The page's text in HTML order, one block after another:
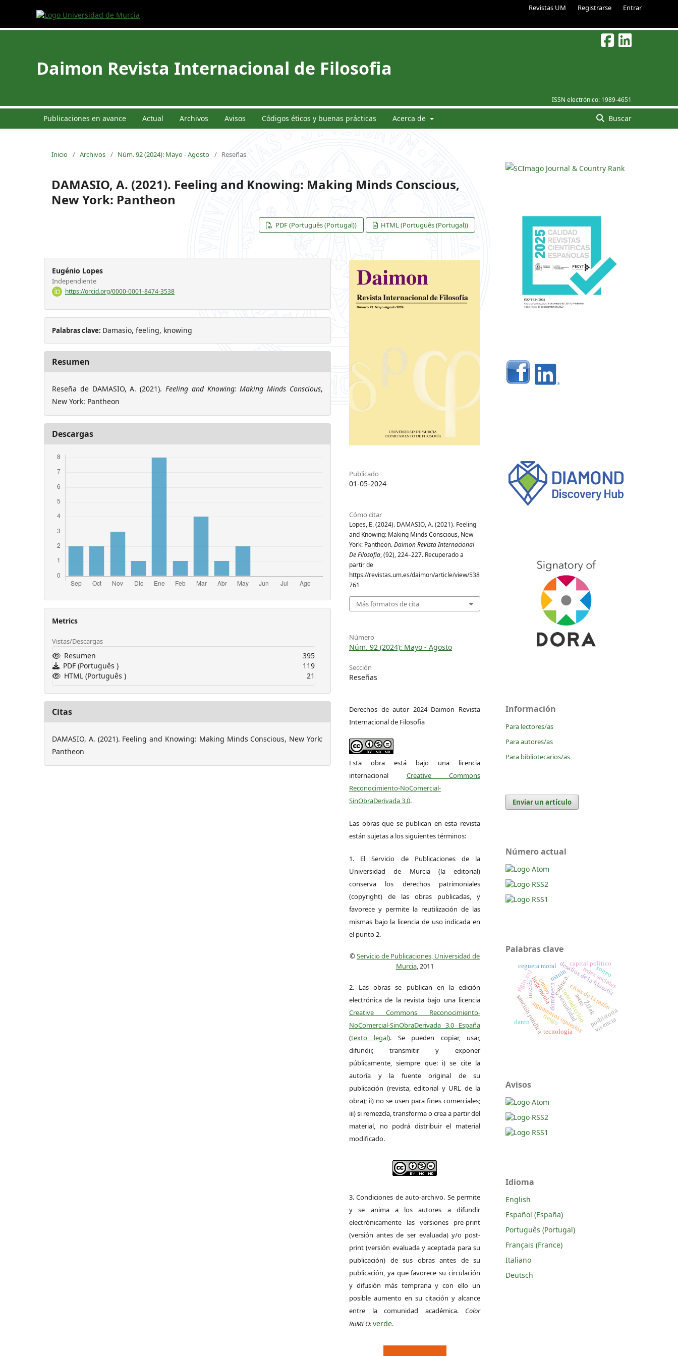
Revistas UM Registrarse Entrar
ISSN electrónico: 1989-4651
Daimon Revista Internacional de Filosofia
Publicaciones en avance Actual Archivos Avisos Códigos éticos y buenas prácticas Acerca de Buscar
Inicio / Archivos / Núm. 92 (2024): Mayo - Agosto / Reseñas
DAMASIO, A. (2021). Feeling and Knowing: Making Minds Conscious,
New York: Pantheon
PDF (Português (Portugal)) HTML (Português (Portugal))
Eugénio Lopes
Independiente
https://orcid.org/0000-0001-8474-3538
Palabras clave: Damasio, feeling, knowing
Resumen
Reseña de DAMASIO, A. (2021). Feeling and Knowing: Making Minds Conscious,
New York: Pantheon
Descargas
Metrics
Vistas/Descargas
Resumen
395
PDF (Português )
119
HTML (Português )
21
Citas
DAMASIO, A. (2021). Feeling and Knowing: Making Minds Conscious, New York:
Pantheon
Publicado
01-05-2024
Cómo citar
Lopes, E. (2024). DAMASIO, A. (2021). Feeling
and Knowing: Making Minds Conscious, New
York: Pantheon.Daimon Revista Internacional
De Filosofia, (92), 224–227. Recuperado a
partir de
https://revistas.um.es/daimon/article/view/538
761
Más formatos de cita
Número
Núm. 92 (2024): Mayo - Agosto
Sección
Reseñas
Derechos de autor 2024 Daimon Revista
Internacional de Filosofia
Esta obra está bajo una licencia
internacional Creative Commons
Reconocimiento-NoComercial-
SinObraDerivada 3.0.
Las obras que se publican en esta revista
están sujetas a los siguientes términos:
1. El Servicio de Publicaciones de la
Universidad de Murcia (la editorial)
conserva los derechos patrimoniales
(copyright) de las obras publicadas, y
favorece y permite la reutilización de las
mismas bajo la licencia de uso indicada en
el punto 2.
©Servicio de Publicaciones, Universidad de
Murcia, 2011
2. Las obras se publican en la edición
electrónica de la revista bajo una licencia
Creative Commons Reconocimiento-
NoComercial-SinObraDerivada 3.0 España
(texto legal). Se pueden copiar, usar,
difundir, transmitir y exponer
públicamente, siempre que: i) se cite la
autoría y la fuente original de su
publicación (revista, editorial y URL de la
obra); ii) no se usen para fines comerciales;
iii) si remezcla, transforma o crea a partir del
material, no podrá distribuir el material
modificado.
3. Condiciones de auto-archivo. Se permite
y se anima a los autores a difundir
electrónicamente las versiones pre-print
(versión antes de ser evaluada) y/o post-
print (versión evaluada y aceptada para su
publicación) de sus obras antes de su
publicación, ya que favorece su circulación
y difusión más temprana y con ello un
posible aumento en su citación y alcance
entre la comunidad académica. Color
RoMEO:verde.
Información
Para lectores/as
Para autores/as
Para bibliotecarios/as
Enviar un artículo
Número actual
Palabras clave
sexualidad
argumentos opuestos
domènech crisis de la razón
Žižek
hegemoníaestética.
sanción jurídica
desafíos de la filosofía
siglo xxi
contradicción
interés
poshistoria
redes sociales
manin
capital político
vivencia
ceguera moral
tecnología
astro
sorteo
riesgo
centro
danto
Avisos
Idioma
English
Español (España)
Português (Portugal)
Français (France)
Italiano
Deutsch